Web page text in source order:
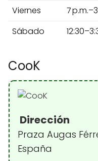
Viernes
7
Sábado
CooK
Dirección
Praza Augas
España